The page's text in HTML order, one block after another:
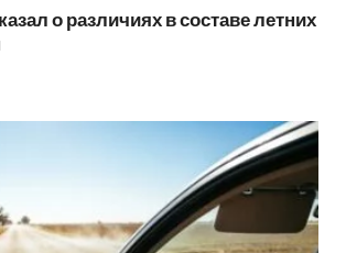
о различиях в составе летних